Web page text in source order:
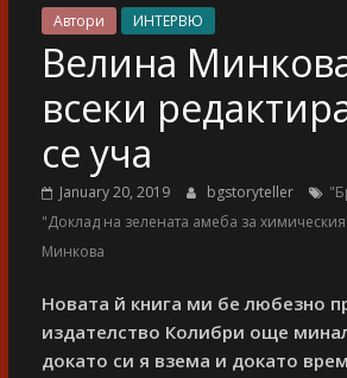
разказ
Автори ИНТЕРВЮ
Велина
всеки
се уча
January 20, 2019 bgstoryteller
"Доклад на зелената амеба за
Минкова
Новата й книга ми бе любезно
издателство Колибри още
докато си я взема и докато